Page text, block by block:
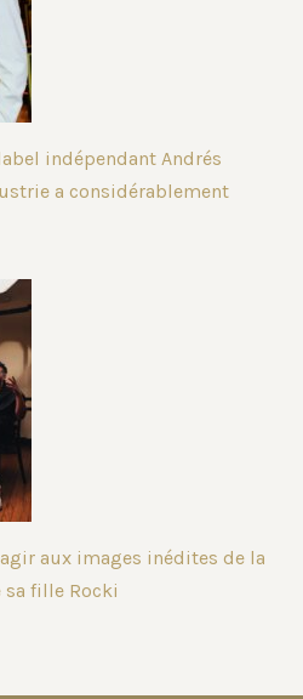
indépendant Andrés
a considérablement
aux images inédites de la
fille Rocki